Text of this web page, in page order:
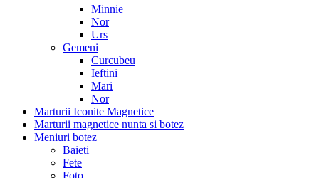
Minnie
Nor
Urs
Gemeni
Curcubeu
Ieftini
Mari
Nor
Marturii Iconite Magnetice
Marturii magnetice nunta si botez
Meniuri botez
Baieti
Fete
Foto